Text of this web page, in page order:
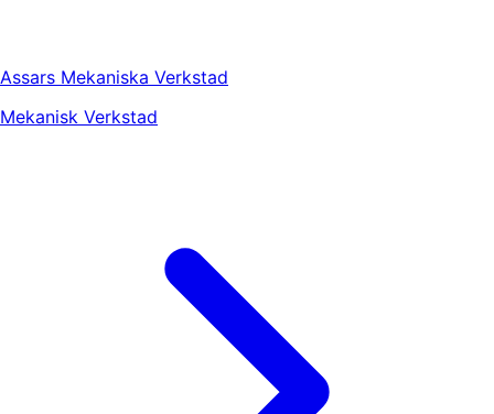
Assars Mekaniska Verkstad
Mekanisk Verkstad